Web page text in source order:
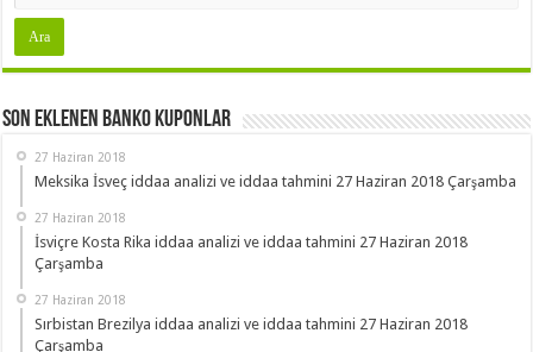
Son Eklenen Banko Kuponlar
27 Haziran 2018
Meksika İsveç iddaa analizi ve iddaa tahmini 27 Haziran 2018 Çarşamba
27 Haziran 2018
İsviçre Kosta Rika iddaa analizi ve iddaa tahmini 27 Haziran 2018
Çarşamba
27 Haziran 2018
Sırbistan Brezilya iddaa analizi ve iddaa tahmini 27 Haziran 2018
Çarşamba